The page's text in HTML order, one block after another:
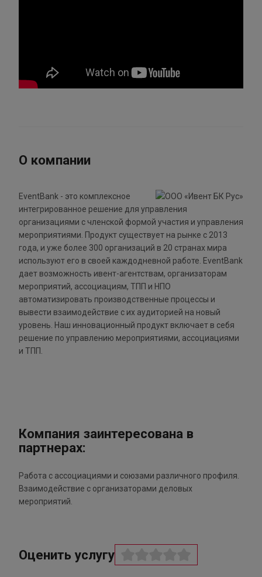
О компании
EventBank - это комплексное
интегрированное решение для управления
организациями с членской формой участия и управления
мероприятиями. Продукт существует на рынке с 2013
года, и уже более 300 организаций в 20 странах мира
используют его в своей каждодневной работе. EventBank
дает возможность ивент-агентствам, организаторам
мероприятий, ассоциациям, ТПП и НПО
автоматизировать производственные процессы и
вывести взаимодействие с их аудиторией на новый
уровень. Наш инновационный продукт включает в себя
решение по управлению мероприятиями, ассоциациями
и ТПП.
Компания заинтересована в
партнерах:
Работа с ассоциациями и союзами различного профиля.
Взаимодействие с организаторами деловых
мероприятий.
Оценить услугу